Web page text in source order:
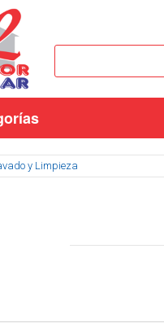
usted aquí
y Limpieza